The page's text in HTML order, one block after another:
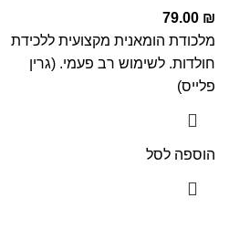
79.00 ₪
מלכודת הומאנית מקצועית ללכידת
חולדות. לשימוש רב פעמי. (גרין
פלייס)
הוספה לסל